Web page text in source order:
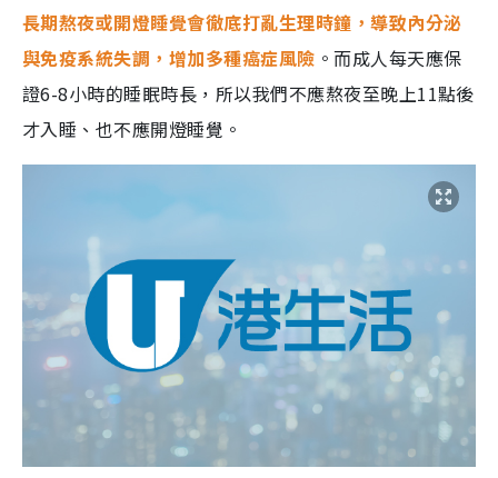
長期熬夜或開燈睡覺會徹底打亂生理時鐘，導致內分泌
與免疫系統失調，增加多種癌症風險 。而成人每天應保
證6-8小時的睡眠時長，所以我們不應熬夜至晚上11點後
才入睡、也不應開燈睡覺。